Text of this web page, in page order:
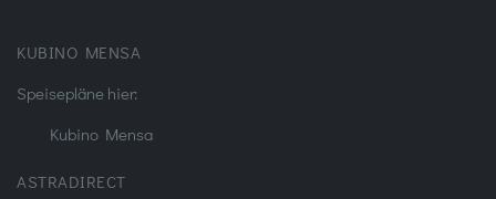
KUBINO MENSA
Speisepläne hier:
Kubino Mensa
ASTRADIRECT